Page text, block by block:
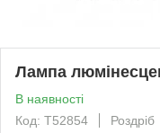
Лампа
В наявності
Код: T52854
Роздріб